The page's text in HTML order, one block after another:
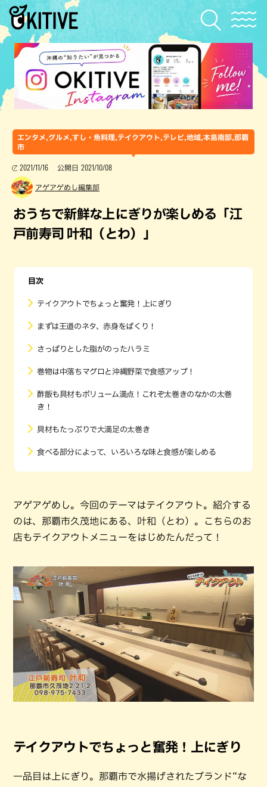
エンタメ,グルメ,すし・魚料理,テイクアウト,テレビ,地域,本島南部,那覇
市
2021/11/16 公開日 2021/10/08
アゲアゲめし編集部
おうちで新鮮な上にぎりが楽しめる「江
戸前寿司 叶和（とわ）」
目次
テイクアウトでちょっと奮発！上にぎり
まずは王道のネタ、赤身をぱくり！
さっぱりとした脂がのったハラミ
巻物は中落ちマグロと沖縄野菜で食感アップ！
酢飯も具材もボリューム満点！これぞ太巻きのなかの太巻
き！
具材もたっぷりで大満足の太巻き
食べる部分によって、いろいろな味と食感が楽しめる
アゲアゲめし。今回のテーマはテイクアウト。紹介する
のは、那覇市久茂地にある、叶和（とわ）。こちらのお
店もテイクアウトメニューをはじめたんだって！
テイクアウトでちょっと奮発！上にぎり
一品目は上にぎり。那覇市で水揚げされたブランド“な